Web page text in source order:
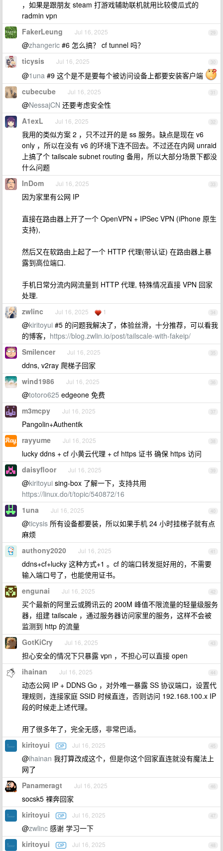
，如果是跟朋友 steam 打游戏辅助联机就用比较傻瓜式的
radmin vpn
29
FakerLeung Jul 16, 2025
@zhangeric #6 怎么搞？ cf tunnel 吗？
30
ticysis Jul 16, 2025
@1una #9 这个是不是要每个被访问设备上都要安装客户端
31
cubecube Jul 16, 2025
@NessajCN 还要考虑安全性
32
A1exL Jul 16, 2025
我用的类似方案 2 ，只不过开的是 ss 服务。缺点是现在 v6
only ，所以在没有 v6 的环境下连不回去。不过还在内网 unraid
上搞了个 tailscale subnet routing 备用，所以大部分场景下都没
什么问题
33
InDom Jul 16, 2025
因为家里有公网 IP
直接在路由器上开了一个 OpenVPN + IPSec VPN (iPhone 原生
支持),
然后又在软路由上起了一个 HTTP 代理(带认证) 在路由器上暴
露到高位端口.
手机日常分流内网流量到 HTTP 代理, 特殊情况直接 VPN 回家
处理.
34
zwlinc Jul 16, 2025 1
@kiritoyui #5 的问题我解决了，体验丝滑，十分推荐，可以看我
的博客， https://blog.zwlin.io/post/tailscale-with-fakeip/
35
Smilencer Jul 16, 2025
ddns, v2ray 爬梯子回家
36
wind1986 Jul 16, 2025
@totoro625 edgeone 免费
37
m3mcpy Jul 16, 2025
Pangolin+Authentik
38
rayyume Jul 16, 2025
lucky ddns + cf 小黄云代理 + cf https 证书 确保 https 访问
39
daisyfloor Jul 16, 2025
@kiritoyui sing-box 了解一下，支持共用
https://linux.do/t/topic/540872/16
40
1una Jul 16, 2025
@ticysis 所有设备都要装，所以如果手机 24 小时挂梯子就有点
麻烦
41
authony2020 Jul 16, 2025
ddns+cf+lucky 这种方式+1 。cf 的端口转发挺好用的，不需要
输入端口号了，也能使用证书。
42
engunai Jul 16, 2025
买个最新的阿里云或腾讯云的 200M 峰值不限流量的轻量级服务
器，组建 tailscale ，通过服务器访问家里的服务，这样不会被
监测到 http 的流量
43
GotKiCry Jul 16, 2025
担心安全的情况下只暴露 vpn ，不担心可以直接 open
44
ihainan Jul 16, 2025
动态公网 IP + DDNS Go ，对外唯一暴露 SS 协议端口，设置代
理规则，连接家庭 SSID 时候直连，否则访问 192.168.100.x IP
段的时候走上述代理。
用了很多年了，完全无感，非常巴适。
45
kiritoyui OP Jul 16, 2025
@ihainan 我打算改成这个，但是你这个回家直连就没有魔法上
网了
46
Panameragt Jul 16, 2025
socsk5 裸奔回家
47
kiritoyui OP Jul 16, 2025
@zwlinc 感谢 学习一下
48
kiritoyui OP Jul 16, 2025